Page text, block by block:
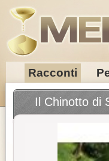
Racconti
Il Chinotto di